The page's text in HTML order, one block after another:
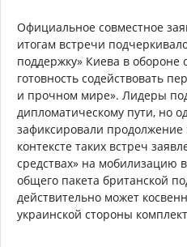
Официальное совместное
итогам встречи
поддержку» Киева в обороне
готовность содействовать
и прочном мире». Лидеры
дипломатическому пути, но
зафиксировали
контексте таких встреч
средствах» на мобилизацию
общего пакета британской
действительно может
украинской стороны